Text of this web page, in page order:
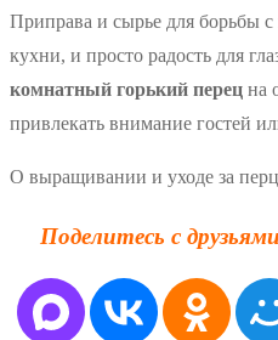
Приправа и сырье для борьбы
кухни, и просто радость для
комнатный горький перец на
привлекать внимание гостей
О выращивании и уходе за
Поделитесь с